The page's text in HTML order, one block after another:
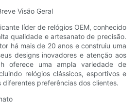
Visão Geral
líder de relógios OEM, conhecido
qualidade e artesanato de precisão.
há mais de 20 anos e construiu uma
designs inovadores e atenção aos
oferece uma ampla variedade de
relógios clássicos, esportivos e
preferências dos clientes.